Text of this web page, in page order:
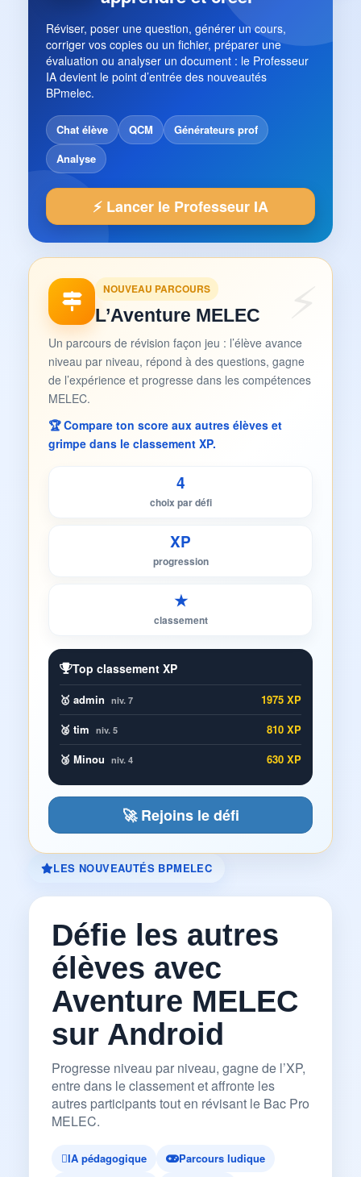
Réviser, poser une question, générer un cours,
corriger vos copies ou un fichier, préparer une
évaluation ou analyser un document : le Professeur
IA devient le point d’entrée des nouveautés
BPmelec.
Chat élève QCM
Générateurs prof
Analyse
⚡ Lancer le Professeur IA
NOUVEAU PARCOURS
L’Aventure MELEC
Un parcours de révision façon jeu : l’élève avance
niveau par niveau, répond à des questions, gagne
de l’expérience et progresse dans les compétences
MELEC.
🏆 Compare ton score aux autres élèves et
grimpe dans le classement XP.
4
choix par défi
XP
progression
★
classement
Top classement XP
🥇 admin niv. 7
1975 XP
🥈 tim niv. 5
810 XP
🥉 Minou niv. 4 630 XP
🚀 Rejoins le défi
LES NOUVEAUTÉS BPMELEC
Défie les autres
élèves avec
Aventure MELEC
sur Android
Progresse niveau par niveau, gagne de l’XP,
entre dans le classement et affronte les
autres participants tout en révisant le Bac Pro
MELEC.
IA pédagogique
Parcours ludique